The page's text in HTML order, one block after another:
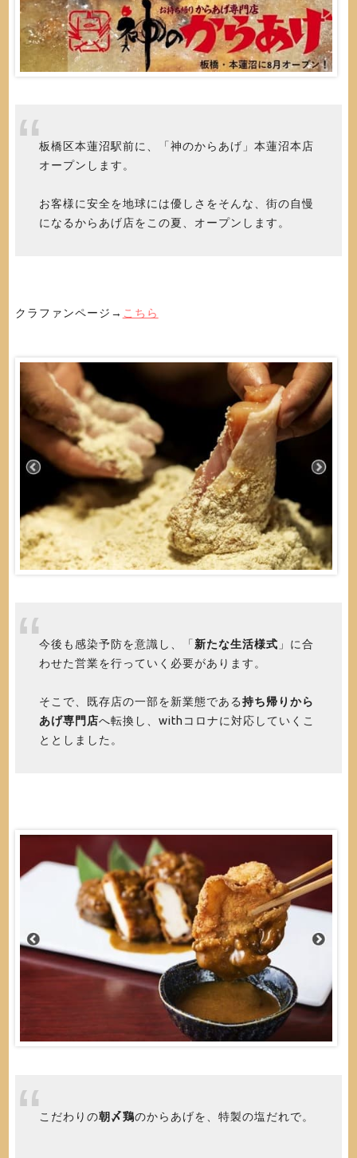
板橋区本蓮沼駅前に、「神のからあげ」本蓮沼本店
オープンします。
お客様に安全を地球には優しさをそんな、街の自慢
になるからあげ店をこの夏、オープンします。
クラファンページ→ こちら
今後も感染予防を意識し、「 新たな生活様式 」に合
わせた営業を行っていく必要があります。
そこで、既存店の一部を新業態である持ち帰りから
あげ専門店へ転換し、withコロナに対応していくこ
ととしました。
こだわりの朝〆鶏のからあげを、特製の塩だれで。